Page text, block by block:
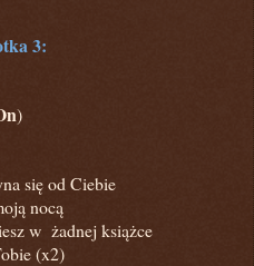
3:
)
się od Ciebie
nocą
w żadnej książce
(x2)